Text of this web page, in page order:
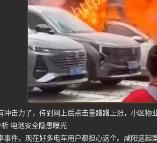
冲击力了，传到网上后点击量蹭蹭上涨，小区物
电池安全隐患曝光
事件，现在好多电车用户都担心这个。咸阳这起